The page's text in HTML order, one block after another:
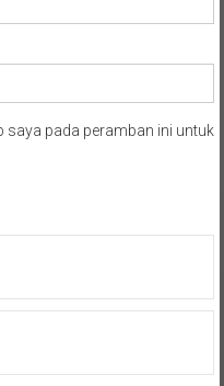
saya pada peramban ini untuk